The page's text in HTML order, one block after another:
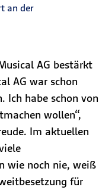
an der
AG bestärkt
AG war schon
Ich habe schon von
wollen“,
Im aktuellen
wie noch nie, weiß
für